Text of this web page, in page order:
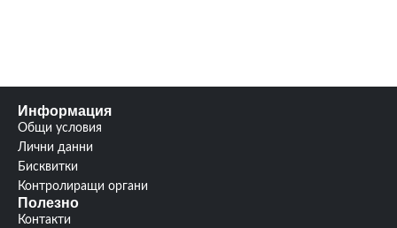
(mm): 44/290/520
функция,Разпознаване на
съдовете;Контрол
Информация
Общи условия
Лични данни
Бисквитки
Контролиращи органи
Полезно
Контакти